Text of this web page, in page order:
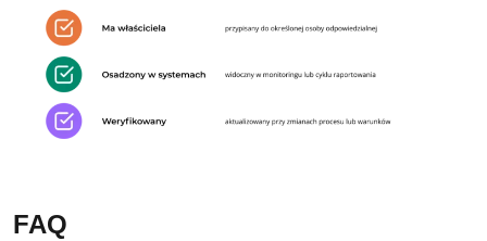
FAQ